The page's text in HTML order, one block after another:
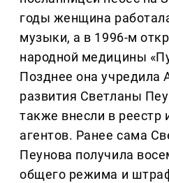
годы женщина
музыки, а в 1996-м
народной медицины
Позднее она учредила
развития Светланы
также внесли в реестр
агентов. Ранее сама
Пеунова получила
общего режима и